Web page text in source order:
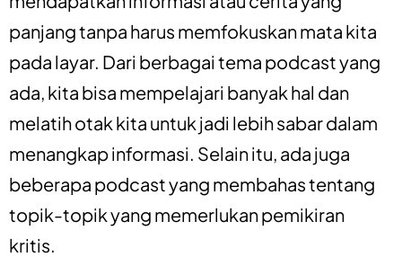
panjang tanpa harus memfokuskan mata kita
pada layar. Dari berbagai tema podcast yang
ada, kita bisa mempelajari banyak hal dan
melatih otak kita untuk jadi lebih sabar dalam
menangkap informasi. Selain itu, ada juga
beberapa podcast yang membahas tentang
topik-topik yang memerlukan pemikiran
kritis.